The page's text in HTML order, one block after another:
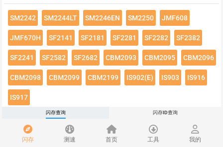
闪存 测速 首页 工具 我的
SM2242 SM2244LT SM2246EN SM2250 JMF608
JMF670H SF2141 SF2181 SF2281 SF2282 SF2382
SF2241 SF2582 SF2682 CBM2093 CBM2095 CBM2096
CBM2098 CBM2099 CBM2199 IS902(E) IS903 IS916
IS917
点击绿色按钮有惊喜哦~
闪存速度
闪存查询 闪存ID查询